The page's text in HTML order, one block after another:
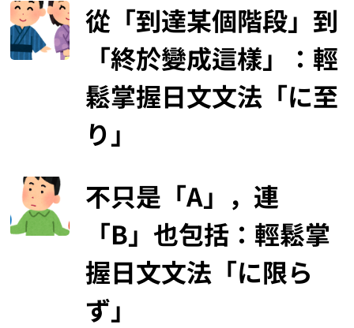
從「到達某個階段」到
「終於變成這樣」：輕
鬆掌握日文文法「に至
り」
不只是「A」，連
「B」也包括：輕鬆掌
握日文文法「に限ら
ず」